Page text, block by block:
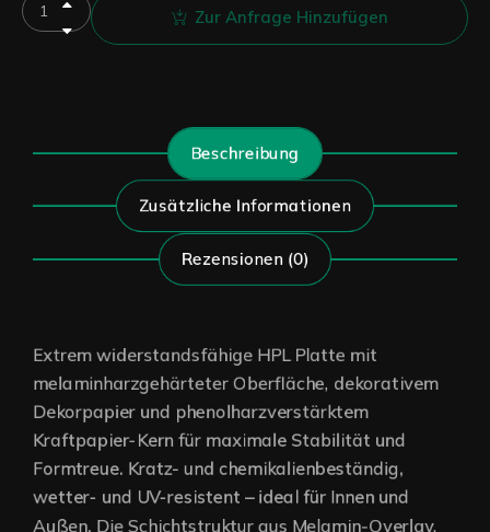
Zur Anfrage Hinzufügen
Beschreibung
Zusätzliche Informationen
Rezensionen (0)
Extrem widerstandsfähige HPL Platte mit
melaminharzgehärteter Oberfläche, dekorativem
Dekorpapier und phenolharzverstärktem
Kraftpapier-Kern für maximale Stabilität und
Formtreue. Kratz- und chemikalienbeständig,
wetter- und UV-resistent – ideal für Innen und
Außen. Die Schichtstruktur aus Melamin-Overlay,